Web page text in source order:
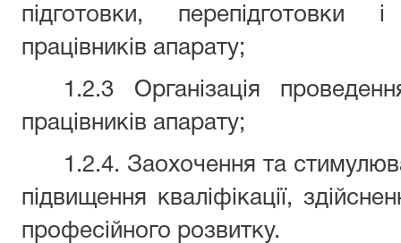
підготовки, перепідготовки
працівників апарату;
1.2.3 Організація
працівників апарату;
1.2.4. Заохочення та
підвищення кваліфікації,
професійного розвитку.